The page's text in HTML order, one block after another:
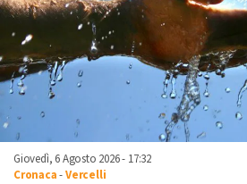
Giovedì, 6 Agosto 2026 - 17:32
Cronaca-Vercelli